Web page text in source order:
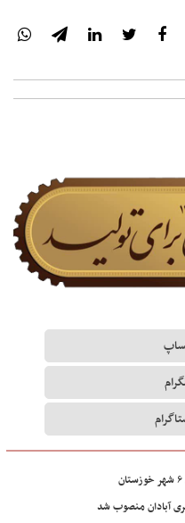
آبادان منصوب شد